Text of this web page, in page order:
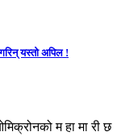
यस्तो अपिल !
म हा मा री